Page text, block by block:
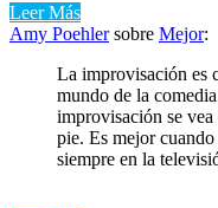
Leer Más
Amy Poehlersobre Mejor:
La improvisación es
mundo de la
improvisación se
pie. Es mejor
siempre en la